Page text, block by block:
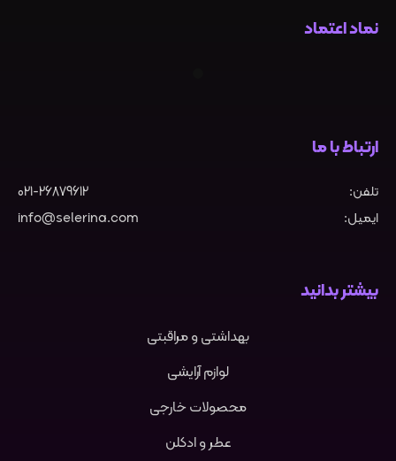
نماد اعتماد
ارتباط با ما
تلفن:
021-26879612
ایمیل:
info@selerina.com
بیشتر بدانید
بهداشتی و مراقبتی
لوازم آرایشی
محصولات خارجی
عطر و ادکلن